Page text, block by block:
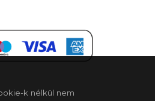
k nélkül nem